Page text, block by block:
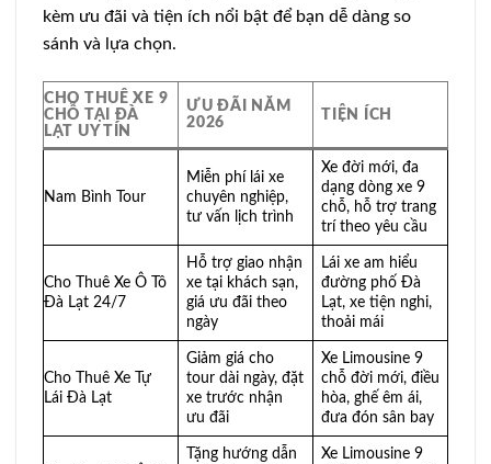
kèm ưu đãi và tiện ích nổi bật để bạn dễ dàng so
sánh và lựa chọn.
CHO THUÊ XE 9
CHỖ TẠI ĐÀ
LẠT UY TÍN
ƯU ĐÃI NĂM
2026
TIỆN ÍCH
Nam Bình Tour
Miễn phí lái xe
chuyên nghiệp,
tư vấn lịch trình
Xe đời mới, đa
dạng dòng xe 9
chỗ, hỗ trợ trang
trí theo yêu cầu
Cho Thuê Xe Ô Tô
Đà Lạt 24/7
Hỗ trợ giao nhận
xe tại khách sạn,
giá ưu đãi theo
ngày
Lái xe am hiểu
đường phố Đà
Lạt, xe tiện nghi,
thoải mái
Cho Thuê Xe Tự
Lái Đà Lạt
Giảm giá cho
tour dài ngày, đặt
xe trước nhận
ưu đãi
Xe Limousine 9
chỗ đời mới, điều
hòa, ghế êm ái,
đưa đón sân bay
Tặng hướng dẫn
Xe Limousine 9